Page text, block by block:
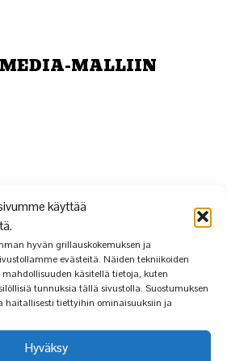
käyttää
hyvän grillauskokemuksen ja
evästeitä. Näiden tekniikoiden
käsitellä tietoja, kuten
tunnuksia tällä sivustolla. Suostumuksen
haitallisesti tiettyihin ominaisuuksiin ja
Hyväksy
MALLIIN